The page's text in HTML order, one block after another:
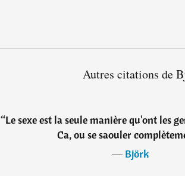
Autres citations de
“Le sexe est la seule manière qu'ont les
Ca, ou se saouler
―Björk